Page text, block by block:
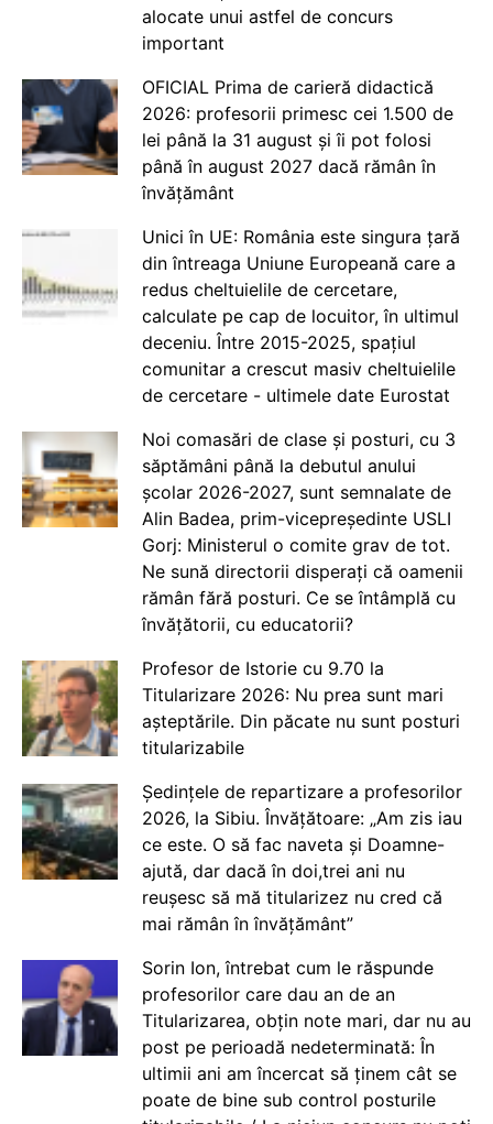
alocate unui astfel de concurs
important
OFICIAL Prima de carieră didactică
2026: profesorii primesc cei 1.500 de
lei până la 31 august și îi pot folosi
până în august 2027 dacă rămân în
învățământ
Unici în UE: România este singura țară
din întreaga Uniune Europeană care a
redus cheltuielile de cercetare,
calculate pe cap de locuitor, în ultimul
deceniu. Între 2015-2025, spațiul
comunitar a crescut masiv cheltuielile
de cercetare - ultimele date Eurostat
Noi comasări de clase și posturi, cu 3
săptămâni până la debutul anului
școlar 2026-2027, sunt semnalate de
Alin Badea, prim-vicepreședinte USLI
Gorj: Ministerul o comite grav de tot.
Ne sună directorii disperați că oamenii
rămân fără posturi. Ce se întâmplă cu
învățătorii, cu educatorii?
Profesor de Istorie cu 9.70 la
Titularizare 2026: Nu prea sunt mari
așteptările. Din păcate nu sunt posturi
titularizabile
Ședințele de repartizare a profesorilor
2026, la Sibiu. Învățătoare: „Am zis iau
ce este. O să fac naveta și Doamne-
ajută, dar dacă în doi,trei ani nu
reușesc să mă titularizez nu cred că
mai rămân în învățământ”
Sorin Ion, întrebat cum le răspunde
profesorilor care dau an de an
Titularizarea, obțin note mari, dar nu au
post pe perioadă nedeterminată: În
ultimii ani am încercat să ținem cât se
poate de bine sub control posturile